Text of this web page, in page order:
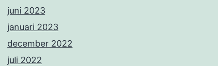
juni 2023
januari 2023
december 2022
juli 2022